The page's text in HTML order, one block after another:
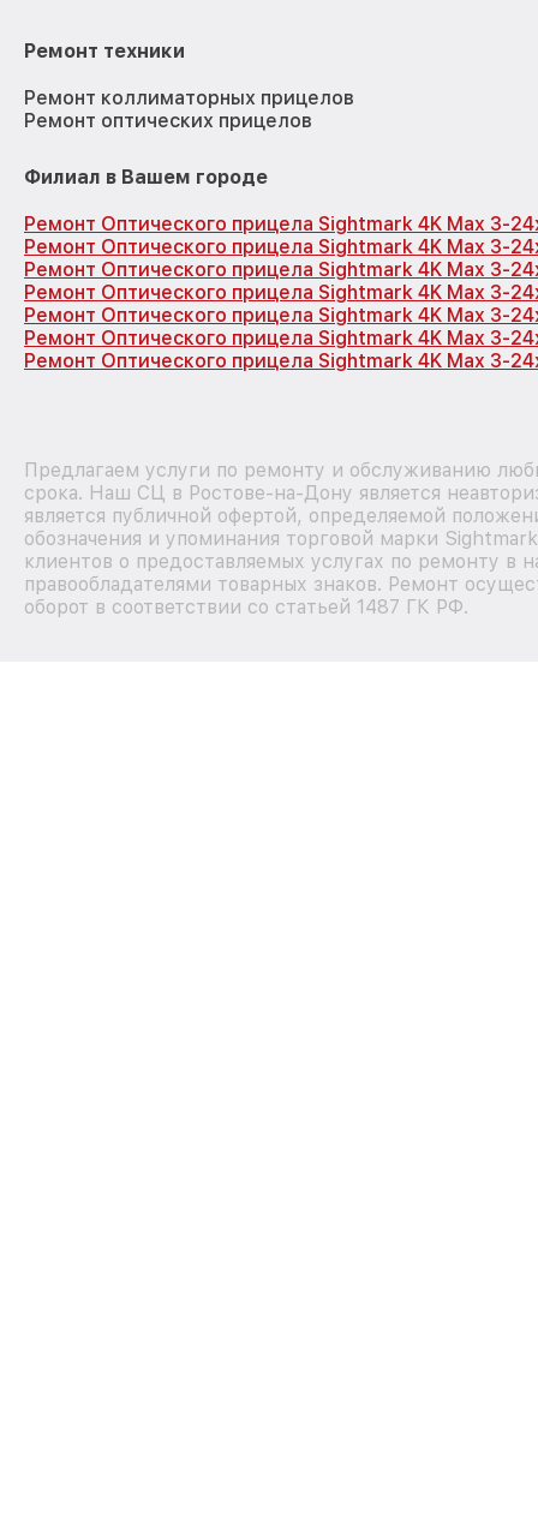
Ремонт техники
Ремонт коллиматорных прицелов
Ремонт оптических прицелов
Филиал в Вашем городе
Ремонт Оптического прицела Sightmark 4K Max 3-
Ремонт Оптического прицела Sightmark 4K Max 3-
Ремонт Оптического прицела Sightmark 4K Max 3-
Ремонт Оптического прицела Sightmark 4K Max 3-
Ремонт Оптического прицела Sightmark 4K Max 3-
Ремонт Оптического прицела Sightmark 4K Max 3-
Ремонт Оптического прицела Sightmark 4K Max 3-
Предлагаем услуги по ремонту и обслуживанию
срока. Наш СЦ в Ростове-на-Дону является
является публичной офертой, определяемой
обозначения и упоминания торговой марки
клиентов о предоставляемых услугах по ремонту в
правообладателями товарных знаков. Ремонт
оборот в соответствии со статьей 1487 ГК РФ.